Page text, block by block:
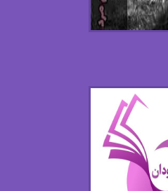
الناز پاکپور‌
امیر فرهی
باران
بهار سلطانی